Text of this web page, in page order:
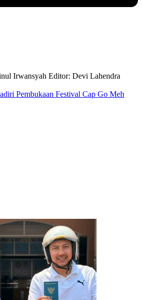
Irwansyah Editor: Devi Lahendra
Pembukaan Festival Cap Go Meh